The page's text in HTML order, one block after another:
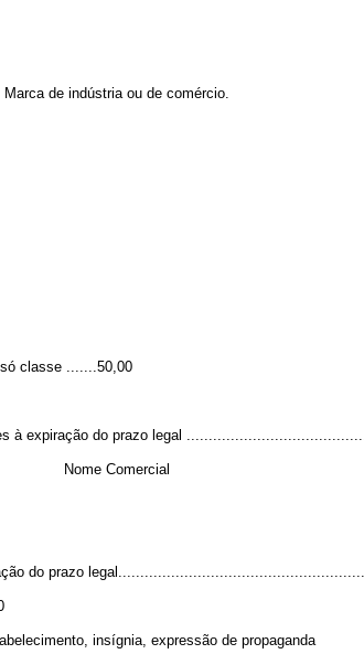
Marca de indústria ou de comércio.
classe .......50,00
à expiração do prazo legal
Nome Comercial
do prazo
insígnia, expressão de propaganda